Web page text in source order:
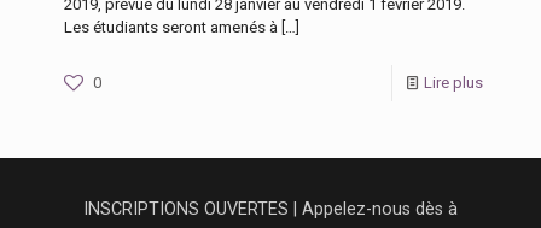
2019, prévue du lundi 28 janvier au vendredi 1 février 2019.
Les étudiants seront amenés à […]
0 Lire plus
INSCRIPTIONS OUVERTES | Appelez-nous dès à